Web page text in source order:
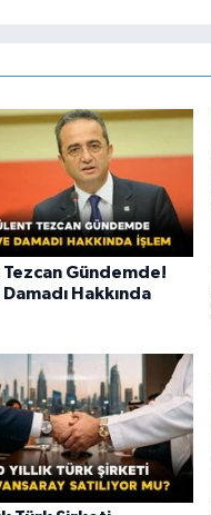
Tezcan Gündemde!
Damadı Hakkında